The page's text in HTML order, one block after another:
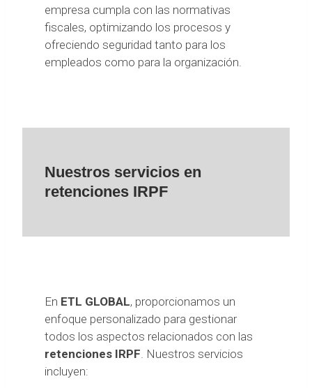
empresa cumpla con las normativas
fiscales, optimizando los procesos y
ofreciendo seguridad tanto para los
empleados como para la organización.
Nuestros servicios en
retenciones IRPF
En ETL GLOBAL, proporcionamos un
enfoque personalizado para gestionar
todos los aspectos relacionados con las
retenciones IRPF. Nuestros servicios
incluyen: